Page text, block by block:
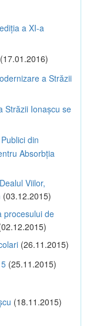
a XI-a
(17.01.2016)
a Străzii
Străzii Ionașcu se
din
Absorbția
Viilor,
(03.12.2015)
procesului de
(26.11.2015)
(25.11.2015)
(18.11.2015)